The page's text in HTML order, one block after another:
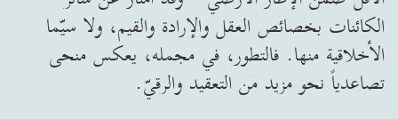
الكائنات بخصائص العقل والإرادة والقيم، ولا سيّما
الأخلاقية منها. فالتطور، في مجمله، يعكس منحى
تصاعدياً نحو مزيد من التعقيد والرقيّ.